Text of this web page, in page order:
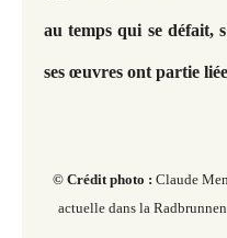
au temps qui se défait,
ses œuvres ont partie
© Crédit photo : Claude
actuelle dans la